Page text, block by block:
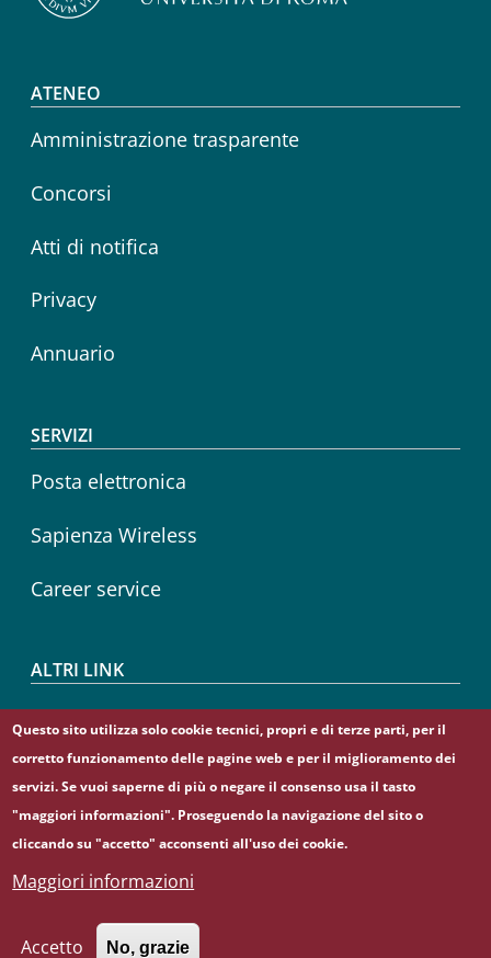
Footer menu
ATENEO
Amministrazione trasparente
Concorsi
Atti di notifica
Privacy
Annuario
SERVIZI
Posta elettronica
Sapienza Wireless
Career service
ALTRI LINK
CIAO
Sapienza Store
© Sapienza Università di Roma - Piazzale Aldo Moro 5,
02133771002
Questo sito utilizza solo cookie tecnici, propri e di terze parti, per il
corretto funzionamento delle pagine web e per il miglioramento dei
servizi. Se vuoi saperne di più o negare il consenso usa il tasto
"maggiori informazioni". Proseguendo la navigazione del sito o
cliccando su "accetto" acconsenti all'uso dei cookie.
Maggiori informazioni
Accetto No, grazie